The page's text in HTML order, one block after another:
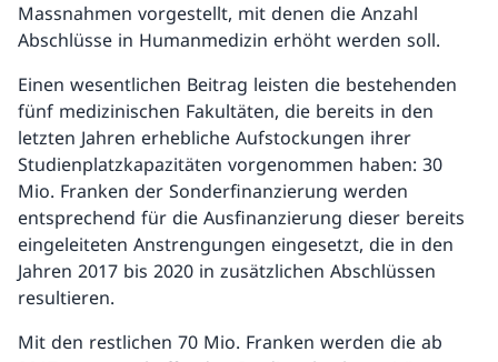
Massnahmen vorgestellt, mit denen die Anzahl
Abschlüsse in Humanmedizin erhöht werden soll.
Einen wesentlichen Beitrag leisten die bestehenden
fünf medizinischen Fakultäten, die bereits in den
letzten Jahren erhebliche Aufstockungen ihrer
Studienplatzkapazitäten vorgenommen haben: 30
Mio. Franken der Sonderfinanzierung werden
entsprechend für die Ausfinanzierung dieser bereits
eingeleiteten Anstrengungen eingesetzt, die in den
Jahren 2017 bis 2020 in zusätzlichen Abschlüssen
resultieren.
Mit den restlichen 70 Mio. Franken werden die ab